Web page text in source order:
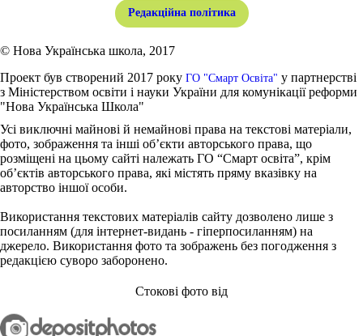
Редакційна політика
© Нова Українська школа, 2017
Проект був створений 2017 року ГО "Смарт Освіта" у партнерстві
з Міністерством освіти і науки України для комунікації реформи
"Нова Українська Школа"
Усі виключні майнові й немайнові права на текстові матеріали,
фото, зображення та інші об’єкти авторського права, що
розміщені на цьому сайті належать ГО “Смарт освіта”, крім
об’єктів авторського права, які містять пряму вказівку на
авторство іншої особи.
Використання текстових матеріалів сайту дозволено лише з
посиланням (для інтернет-видань - гіперпосиланням) на
джерело. Використання фото та зображень без погодження з
редакцією суворо заборонено.
Стокові фото від